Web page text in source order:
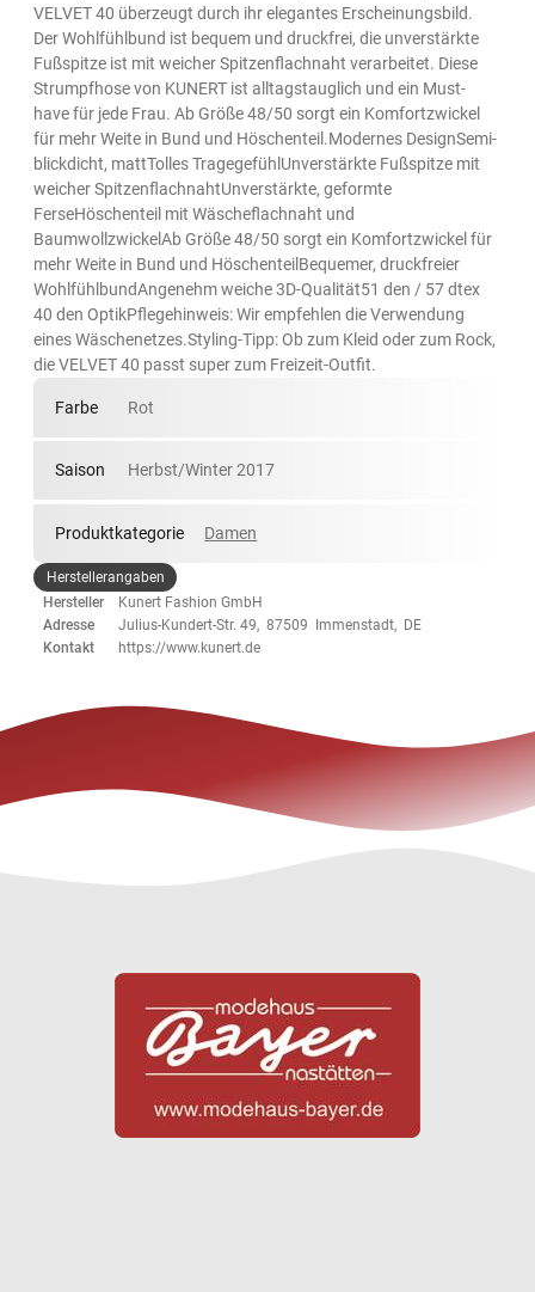
VELVET 40 überzeugt durch ihr elegantes Erscheinungsbild.
Der Wohlfühlbund ist bequem und druckfrei, die unverstärkte
Fußspitze ist mit weicher Spitzenflachnaht verarbeitet. Diese
Strumpfhose von KUNERT ist alltagstauglich und ein Must-
have für jede Frau. Ab Größe 48/50 sorgt ein Komfortzwickel
für mehr Weite in Bund und Höschenteil.Modernes DesignSemi-
blickdicht, mattTolles TragegefühlUnverstärkte Fußspitze mit
weicher SpitzenflachnahtUnverstärkte, geformte
FerseHöschenteil mit Wäscheflachnaht und
BaumwollzwickelAb Größe 48/50 sorgt ein Komfortzwickel für
mehr Weite in Bund und HöschenteilBequemer, druckfreier
WohlfühlbundAngenehm weiche 3D-Qualität51 den / 57 dtex
40 den OptikPflegehinweis: Wir empfehlen die Verwendung
eines Wäschenetzes.Styling-Tipp: Ob zum Kleid oder zum Rock,
die VELVET 40 passt super zum Freizeit-Outfit.
Farbe Rot
Saison Herbst/Winter 2017
Produktkategorie Damen
Herstellerangaben
Hersteller
Kunert Fashion GmbH
Adresse
Julius-Kundert-Str. 49, 87509 Immenstadt, DE
Kontakt
https://www.kunert.de